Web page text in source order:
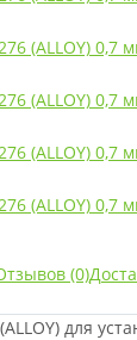
(0)
для